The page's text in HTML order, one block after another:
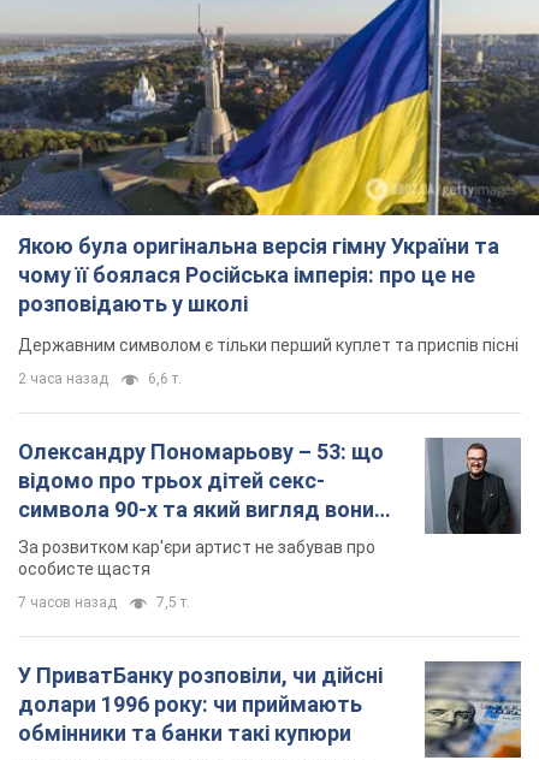
Якою була оригінальна версія гімну України та
чому її боялася Російська імперія: про це не
розповідають у школі
Державним символом є тільки перший куплет та приспів пісні
2 часа назад 6,6 т.
Олександру Пономарьову – 53: що
відомо про трьох дітей секс-
символа 90-х та який вигляд вони
мають
За розвитком кар'єри артист не забував про
особисте щастя
7 часов назад 7,5 т.
У ПриватБанку розповіли, чи дійсні
долари 1996 року: чи приймають
обмінники та банки такі купюри